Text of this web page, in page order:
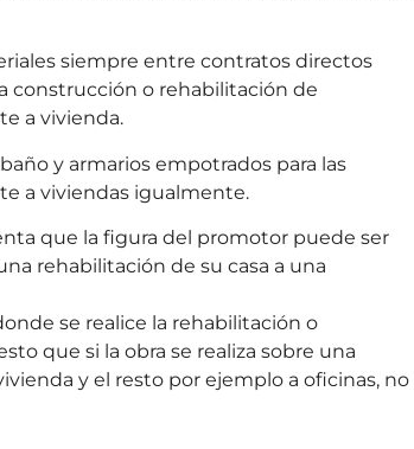
siempre entre contratos directos
construcción o rehabilitación de
a vivienda.
y armarios empotrados para las
a viviendas igualmente.
que la figura del promotor puede ser
rehabilitación de su casa a una
se realice la rehabilitación o
que si la obra se realiza sobre una
y el resto por ejemplo a oficinas, no